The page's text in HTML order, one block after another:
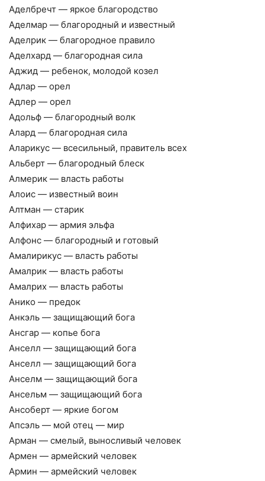
Аделбречт — яркое благородство
Аделмар — благородный и известный
Аделрик — благородное правило
Аделхард — благородная сила
Аджид — ребенок, молодой козел
Адлар — орел
Адлер — орел
Адольф — благородный волк
Алард — благородная сила
Аларикус — всесильный, правитель всех
Альберт — благородный блеск
Алмерик — власть работы
Алоис — известный воин
Алтман — старик
Алфихар — армия эльфа
Алфонс — благородный и готовый
Амалирикус — власть работы
Амалрик — власть работы
Амалрих — власть работы
Анико — предок
Анкэль — защищающий бога
Ансгар — копье бога
Анселл — защищающий бога
Анселл — защищающий бога
Анселм — защищающий бога
Ансельм — защищающий бога
Ансоберт — яркие богом
Апсэль — мой отец — мир
Арман — смелый, выносливый человек
Армен — армейский человек
Армин — армейский человек